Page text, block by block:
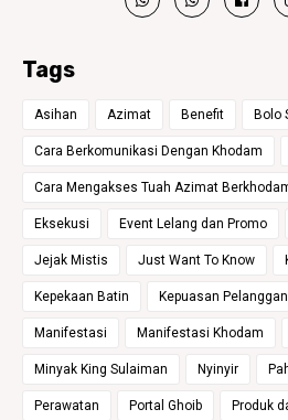
Tags
Asihan Azimat Benefit Bolo
Cara Berkomunikasi Dengan Khodam
Cara Mengakses Tuah Azimat
Eksekusi Event Lelang dan Promo
Jejak Mistis Just Want To Know
Kepekaan Batin Kepuasan Pelanggan
Manifestasi Manifestasi Khodam
Minyak King Sulaiman Nyinyir
Perawatan Portal Ghoib Produk